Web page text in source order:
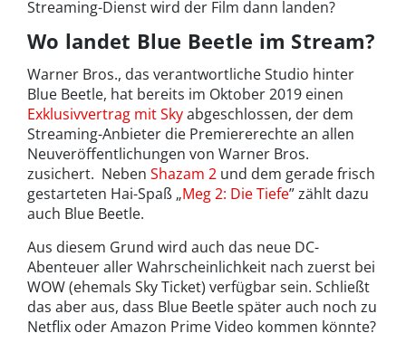
Streaming-Dienst wird der Film dann landen?
Wo landet Blue Beetle im Stream?
Warner Bros., das verantwortliche Studio hinter
Blue Beetle, hat bereits im Oktober 2019 einen
Exklusivvertrag mit Skyabgeschlossen, der dem
Streaming-Anbieter die Premiererechte an allen
Neuveröffentlichungen von Warner Bros.
zusichert. Neben Shazam 2 und dem gerade frisch
gestarteten Hai-Spaß „Meg 2: Die Tiefe” zählt dazu
auch Blue Beetle.
Aus diesem Grund wird auch das neue DC-
Abenteuer aller Wahrscheinlichkeit nach zuerst bei
WOW (ehemals Sky Ticket) verfügbar sein. Schließt
das aber aus, dass Blue Beetle später auch noch zu
Netflix oder Amazon Prime Video kommen könnte?